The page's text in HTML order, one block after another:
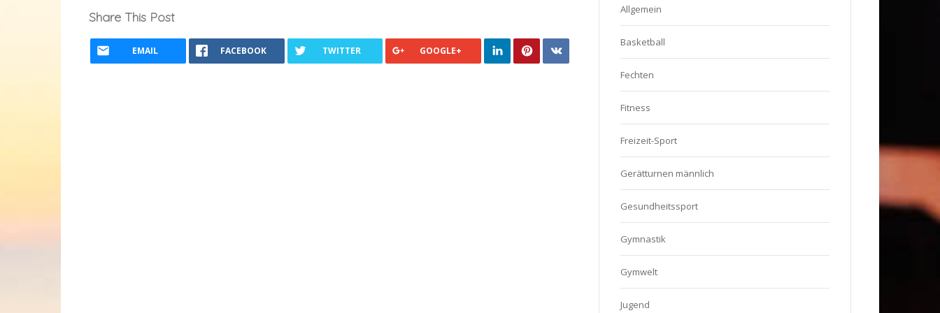
Share This Post
EMAIL FACEBOOK TWITTER GOOGLE+
Allgemein
Basketball
Fechten
Fitness
Freizeit-Sport
Gerätturnen männlich
Gesundheitssport
Gymnastik
Gymwelt
Jugend